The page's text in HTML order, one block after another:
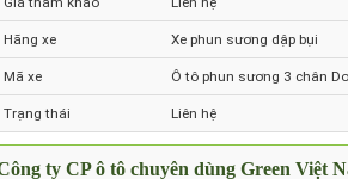
Giá tham khảo Liên hệ
Hãng xe Xe phun sương dập bụi
Mã xe Ô tô phun sương 3 chân
Trạng thái Liên hệ